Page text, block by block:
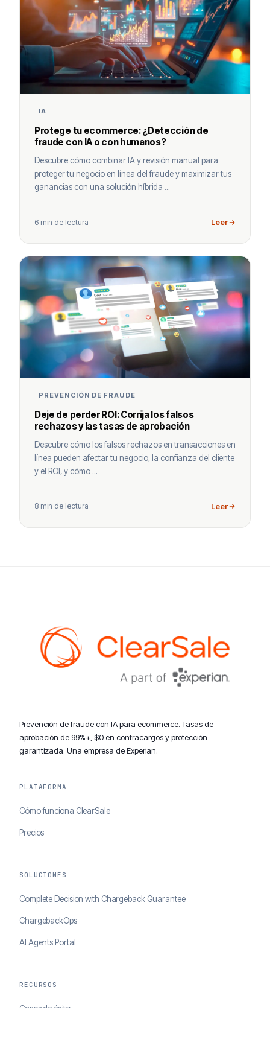
IA
Protege tu ecommerce: ¿Detección de
fraude con IA o con humanos?
Descubre cómo combinar IA y revisión manual para
proteger tu negocio en línea del fraude y maximizar tus
ganancias con una solución híbrida ...
6 min de lectura Leer
PREVENCIÓN DE FRAUDE
Deje de perder ROI: Corrija los falsos
rechazos y las tasas de aprobación
Descubre cómo los falsos rechazos en transacciones en
línea pueden afectar tu negocio, la confianza del cliente
y el ROI, y cómo ...
8 min de lectura Leer
Prevención de fraude con IA para ecommerce. Tasas de
aprobación de 99%+, $0 en contracargos y protección
garantizada. Una empresa de Experian.
PLATAFORMA
Cómo funciona ClearSale
Precios
SOLUCIONES
Complete Decision with Chargeback Guarantee
ChargebackOps
AI Agents Portal
RECURSOS
Casos de éxito